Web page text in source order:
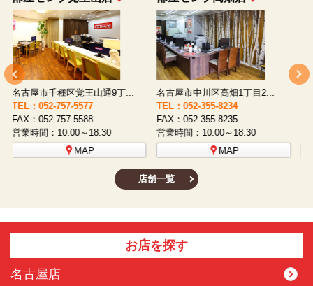
名古屋市西区八筋町277 ...
TEL：052-508-5933
FAX：052-508-5930
営業時間：10:00～18:30
MAP
名古屋市中村区太閤通9-1...
TEL：052-481-0853
FAX：052-481-3587
営業時間：10:00～18:30
MAP
店舗一覧
お店を探す
名古屋店